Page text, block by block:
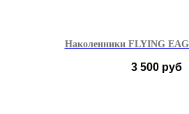
Наколенники FLYING
3 500 руб